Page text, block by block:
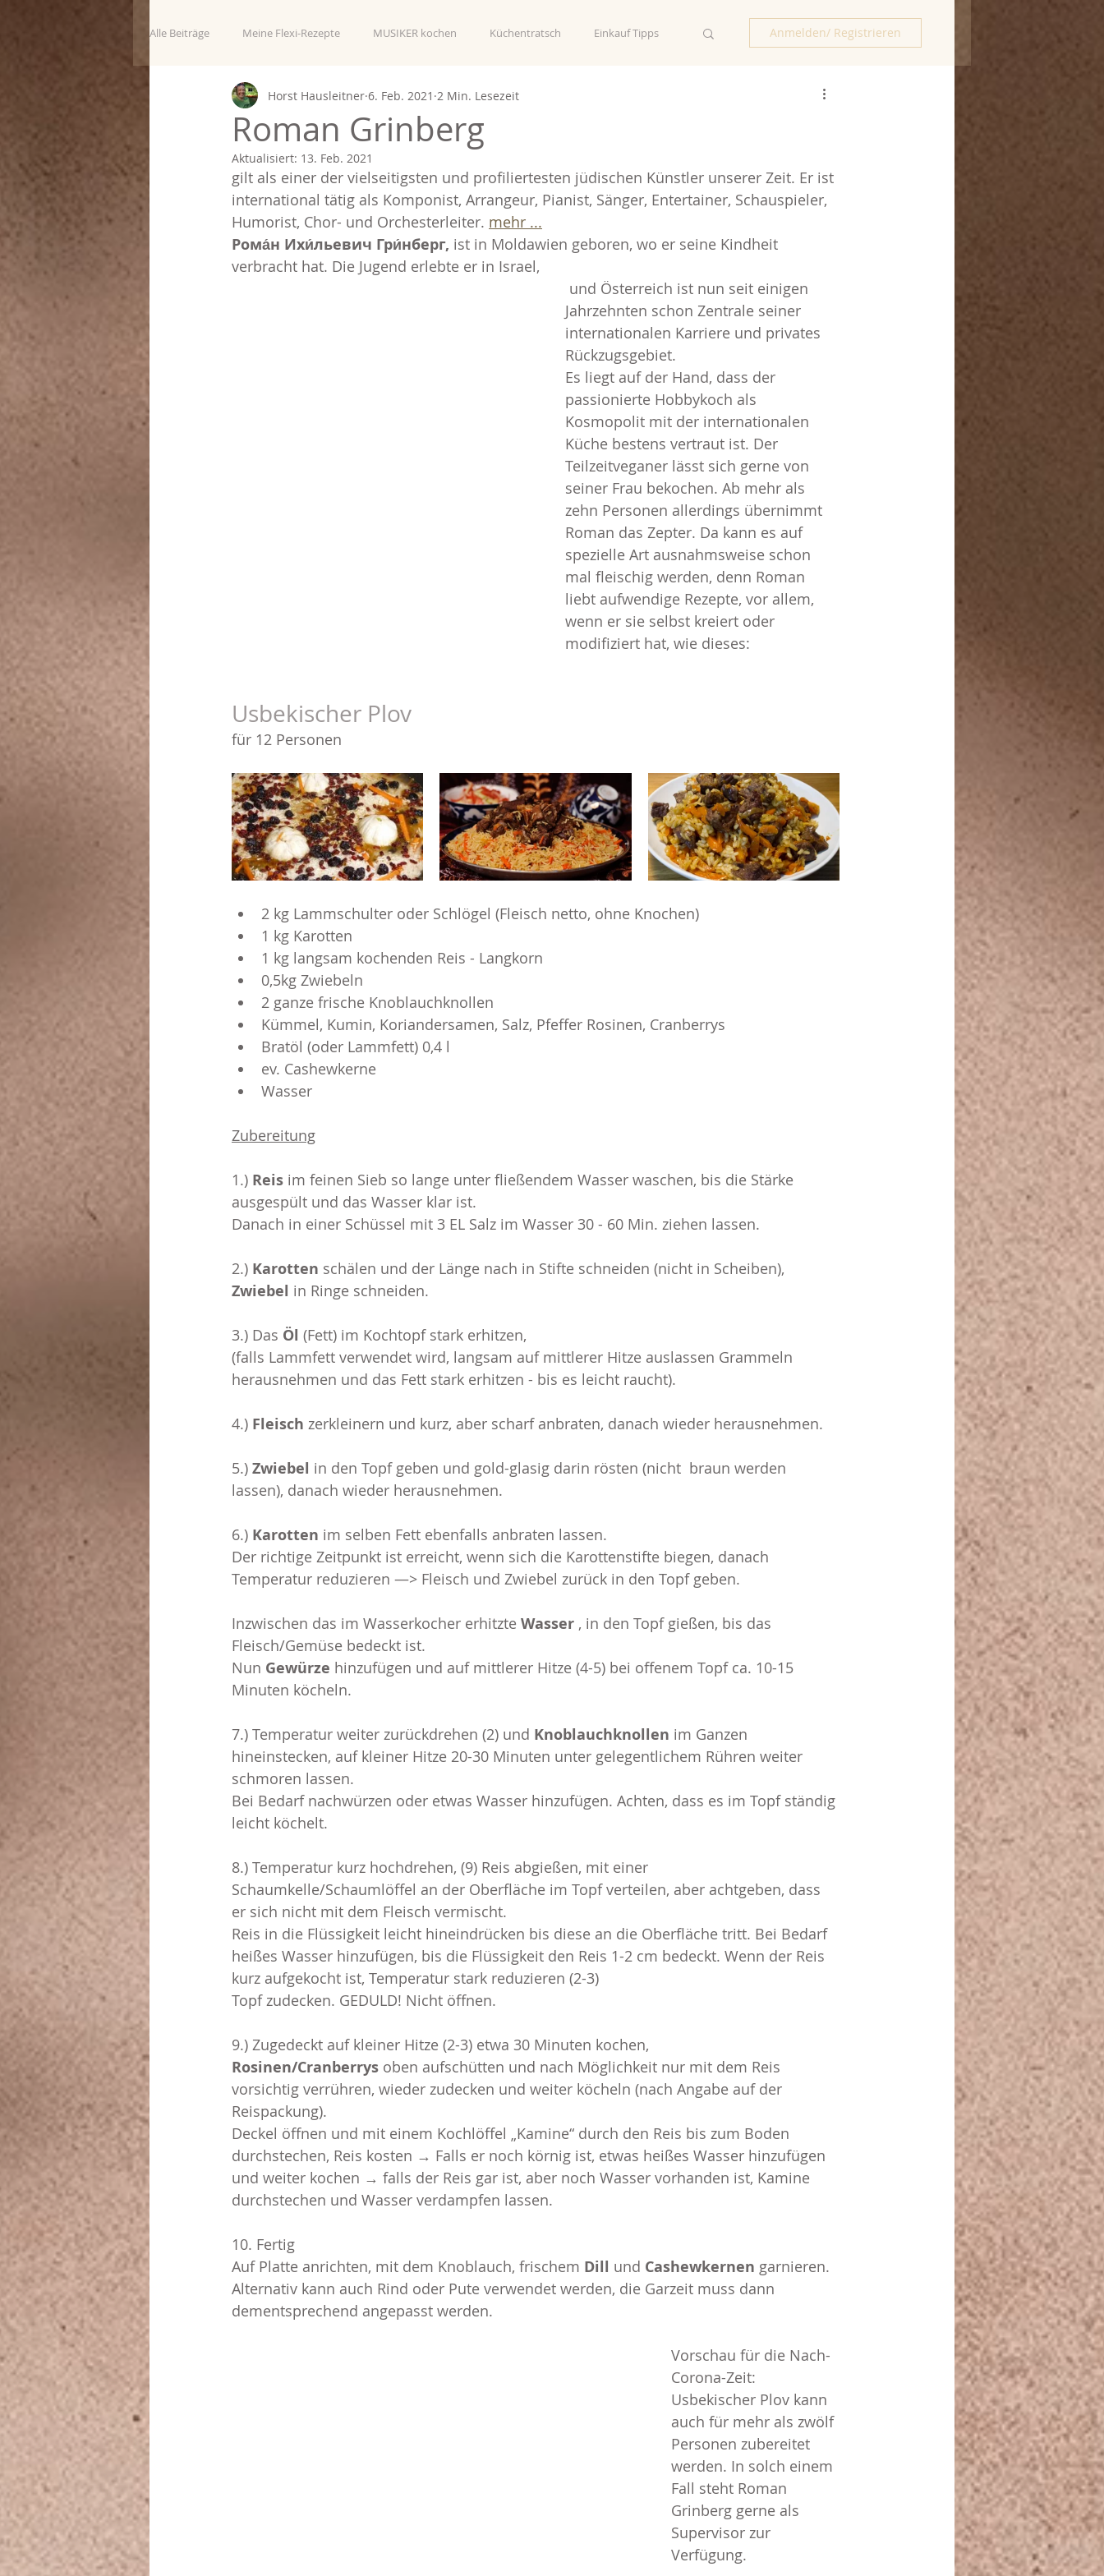
Alle Beiträge Meine Flexi-Rezepte MUSIKER kochen Küchentratsch Einkauf Tipps Anmelden/ Registrieren
Roman Grinberg
Horst Hausleitner 6. Feb. 2021 2 Min. Lesezeit
Aktualisiert: 13. Feb. 2021
gilt als einer der vielseitigsten und profiliertesten jüdischen Künstler unserer Zeit. Er ist
international tätig als Komponist, Arrangeur, Pianist, Sänger, Entertainer, Schauspieler,
Humorist, Chor- und Orchesterleiter. mehr ...
Рома́н Ихи́льевич Гри́нберг, ist in Moldawien geboren, wo er seine Kindheit
verbracht hat. Die Jugend erlebte er in Israel,
Jahrzehnten schon Zentrale seiner
internationalen Karriere und privates
Rückzugsgebiet.
Es liegt auf der Hand, dass der
passionierte Hobbykoch als
Kosmopolit mit der internationalen
Küche bestens vertraut ist. Der
Teilzeitveganer lässt sich gerne von
seiner Frau bekochen. Ab mehr als
zehn Personen allerdings übernimmt
Roman das Zepter. Da kann es auf
spezielle Art ausnahmsweise schon
mal fleischig werden, denn Roman
liebt aufwendige Rezepte, vor allem,
wenn er sie selbst kreiert oder
modifiziert hat, wie dieses:
Usbekischer Plov
für 12 Personen
2 kg Lammschulter oder Schlögel (Fleisch netto, ohne Knochen)
1 kg Karotten
1 kg langsam kochenden Reis - Langkorn
0,5kg Zwiebeln
2 ganze frische Knoblauchknollen
Kümmel, Kumin, Koriandersamen, Salz, Pfeffer Rosinen, Cranberrys
Bratöl (oder Lammfett) 0,4 l
ev. Cashewkerne
Wasser
Zubereitung
1.) Reis im feinen Sieb so lange unter fließendem Wasser waschen, bis die Stärke
ausgespült und das Wasser klar ist.
Danach in einer Schüssel mit 3 EL Salz im Wasser 30 - 60 Min. ziehen lassen.
2.) Karotten schälen und der Länge nach in Stifte schneiden (nicht in Scheiben),
Zwiebel in Ringe schneiden.
3.) Das Öl (Fett) im Kochtopf stark erhitzen,
(falls Lammfett verwendet wird, langsam auf mittlerer Hitze auslassen Grammeln
herausnehmen und das Fett stark erhitzen - bis es leicht raucht).
4.) Fleisch zerkleinern und kurz, aber scharf anbraten, danach wieder herausnehmen.
5.) Zwiebel in den Topf geben und gold-glasig darin rösten (nicht  braun werden
lassen), danach wieder herausnehmen.
6.) Karotten im selben Fett ebenfalls anbraten lassen.
Der richtige Zeitpunkt ist erreicht, wenn sich die Karottenstifte biegen, danach
Temperatur reduzieren —> Fleisch und Zwiebel zurück in den Topf geben.
Inzwischen das im Wasserkocher erhitzte Wasser , in den Topf gießen, bis das
Fleisch/Gemüse bedeckt ist.
Nun Gewürze hinzufügen und auf mittlerer Hitze (4-5) bei offenem Topf ca. 10-15
Minuten köcheln.
7.) Temperatur weiter zurückdrehen (2) und Knoblauchknollen im Ganzen
hineinstecken, auf kleiner Hitze 20-30 Minuten unter gelegentlichem Rühren weiter
schmoren lassen.
Bei Bedarf nachwürzen oder etwas Wasser hinzufügen. Achten, dass es im Topf ständig
leicht köchelt.
8.) Temperatur kurz hochdrehen, (9) Reis abgießen, mit einer
Schaumkelle/Schaumlöffel an der Oberfläche im Topf verteilen, aber achtgeben, dass
er sich nicht mit dem Fleisch vermischt.
Reis in die Flüssigkeit leicht hineindrücken bis diese an die Oberfläche tritt. Bei Bedarf
heißes Wasser hinzufügen, bis die Flüssigkeit den Reis 1-2 cm bedeckt. Wenn der Reis
kurz aufgekocht ist, Temperatur stark reduzieren (2-3)
Topf zudecken. GEDULD! Nicht öffnen.
9.) Zugedeckt auf kleiner Hitze (2-3) etwa 30 Minuten kochen,
Rosinen/Cranberrys oben aufschütten und nach Möglichkeit nur mit dem Reis
vorsichtig verrühren, wieder zudecken und weiter köcheln (nach Angabe auf der
Reispackung).
Deckel öffnen und mit einem Kochlöffel „Kamine“ durch den Reis bis zum Boden
durchstechen, Reis kosten → Falls er noch körnig ist, etwas heißes Wasser hinzufügen
und weiter kochen → falls der Reis gar ist, aber noch Wasser vorhanden ist, Kamine
durchstechen und Wasser verdampfen lassen.
10. Fertig
Auf Platte anrichten, mit dem Knoblauch, frischem Dill und Cashewkernen garnieren.
Alternativ kann auch Rind oder Pute verwendet werden, die Garzeit muss dann
dementsprechend angepasst werden.
Vorschau für die Nach-
Corona-Zeit:
Usbekischer Plov kann
auch für mehr als zwölf
Personen zubereitet
werden. In solch einem
Fall steht Roman
Grinberg gerne als
Supervisor zur
Verfügung.